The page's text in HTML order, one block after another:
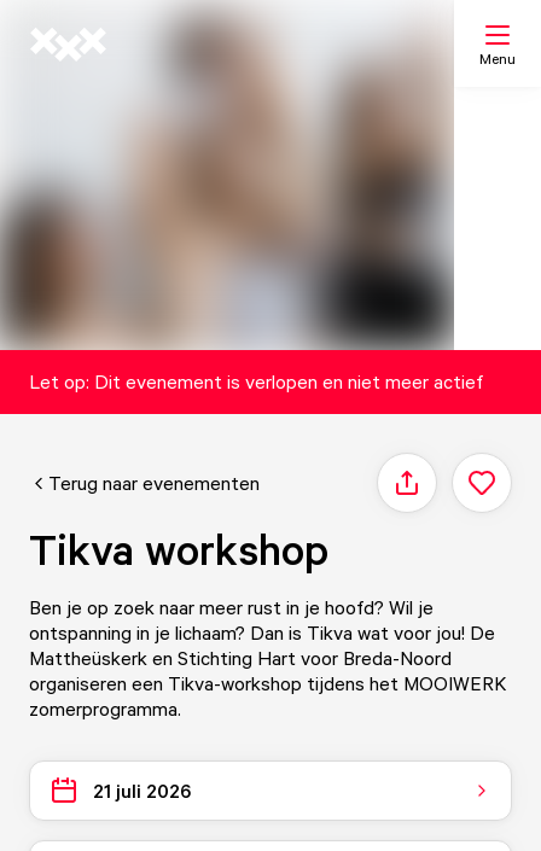
Menu
Let op: Dit evenement is verlopen en niet meer actief
Terug naar evenementen Delen
Tikva workshop
Ben je op zoek naar meer rust in je hoofd? Wil je
ontspanning in je lichaam? Dan is Tikva wat voor jou! De
Mattheüskerk en Stichting Hart voor Breda-Noord
organiseren een Tikva-workshop tijdens het MOOIWERK
zomerprogramma.
21 juli 2026